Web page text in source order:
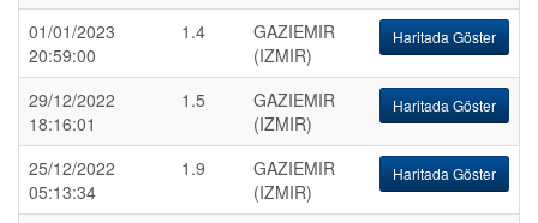
01/01/2023
20:59:00
1.4
GAZIEMIR
(IZMIR)
Haritada Göster
29/12/2022
18:16:01
1.5
GAZIEMIR
(IZMIR)
Haritada Göster
25/12/2022
05:13:34
1.9
GAZIEMIR
(IZMIR)
Haritada Göster